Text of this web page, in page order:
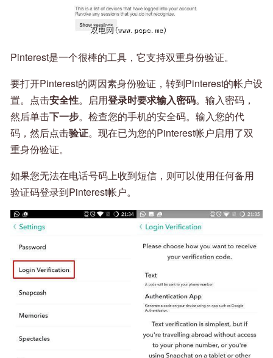
Pinterest是一个很棒的工具，它支持双重身份验证。
要打开Pinterest的两因素身份验证，转到Pinterest的帐户设
置。点击安全性。启用登录时要求输入密码。输入密码，
然后单击下一步。检查您的手机的安全码。输入您的代
码，然后点击验证。现在已为您的Pinterest帐户启用了双
重身份验证。
如果您无法在电话号码上收到短信，则可以使用任何备用
验证码登录到Pinterest帐户。